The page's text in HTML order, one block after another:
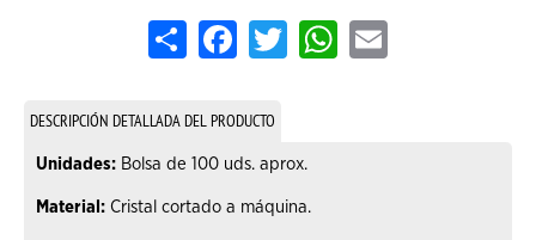
Share FacebookTwitterWhatsApp
Email
DESCRIPCIÓN DETALLADA DEL PRODUCTO
Unidades:Bolsa de 100 uds. aprox.
Material:Cristal cortado a máquina.